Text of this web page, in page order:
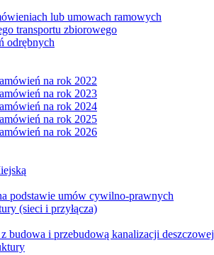
lub umowach ramowych
transportu zbiorowego
odrębnych
na rok 2022
na rok 2023
na rok 2024
na rok 2025
na rok 2026
podstawie umów cywilno-prawnych
(sieci i przyłącza)
budowa i przebudową kanalizacji deszczowej